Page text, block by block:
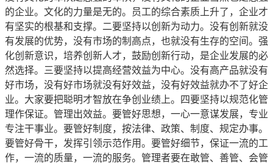
的企业。文化的力量是无的。员工的综合素质上升了，企业才
有坚实的根基和支撑。二要坚持以创新为动力。没有创新就没
有发展的优势，没有市场的制高点，也就没有生存的空间。强
化创新意识，培养创新人才，鼓励创新行动，是企业发展的必
然选择。三要坚持以提高经营效益为中心。没有高产品就没有
好市场，没有好市场就没有好效益，没有好效益就办不了好企
业。大家要把聪明才智放在争创业绩上。四要坚持以规范化管
理作保证。管理出效益。要管好思想，一心一意谋发展，专业
专注干事业。要管好制度，按法律、政策、制度、规定办事。
要管好骨干，发挥引领示范作用。要管好细节，保证一流的工
作，一流的质量，一流的服务。管理者要在敢管、善管、会管